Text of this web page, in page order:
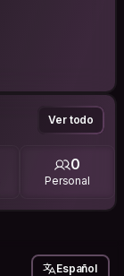
Ver todo
0
Personal
Español